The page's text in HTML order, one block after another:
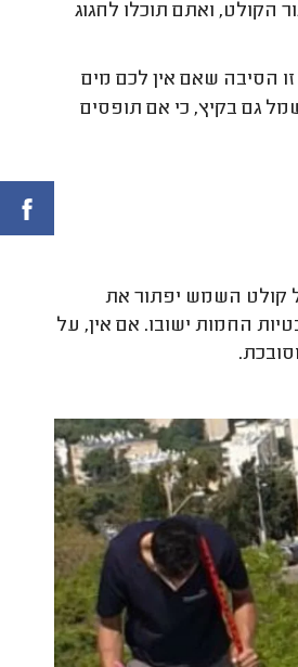
הקולט, ואתם תוכלו לחגוג
הסיבה שאם אין לכם מים
גם בקיץ, כי אם תופסים
קולט השמש יפתור את
החמות ישובו. אם אין, על